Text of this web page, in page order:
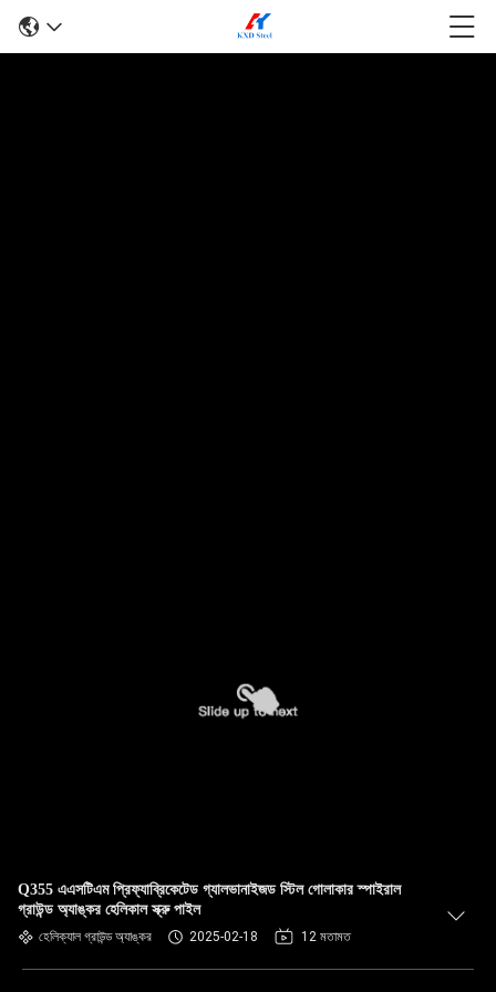
Q355 এএসটিএম প্রিফ্যাব্রিকেটেড গ্যালভানাইজড স্টিল গোলাকার স্পাইরাল
গ্রাউন্ড অ্যাঙ্কর হেলিকাল স্ক্রু পাইল
হেলিক্যাল গ্রাউন্ড অ্যাঙ্কর 2025-02-18 12 মতামত